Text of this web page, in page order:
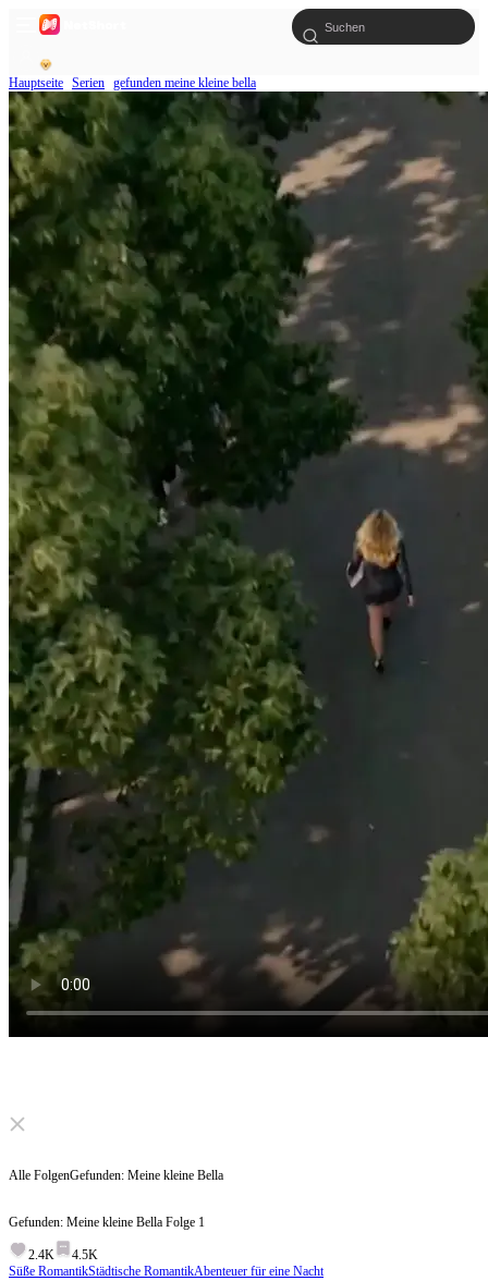
Hauptseite Serien gefunden meine kleine bella
Click to unmute
Alle FolgenGefunden: Meine kleine Bella
Gefunden: Meine kleine Bella Folge 1
2.4K
4.5K
Süße RomantikStädtische RomantikAbenteuer für eine Nacht